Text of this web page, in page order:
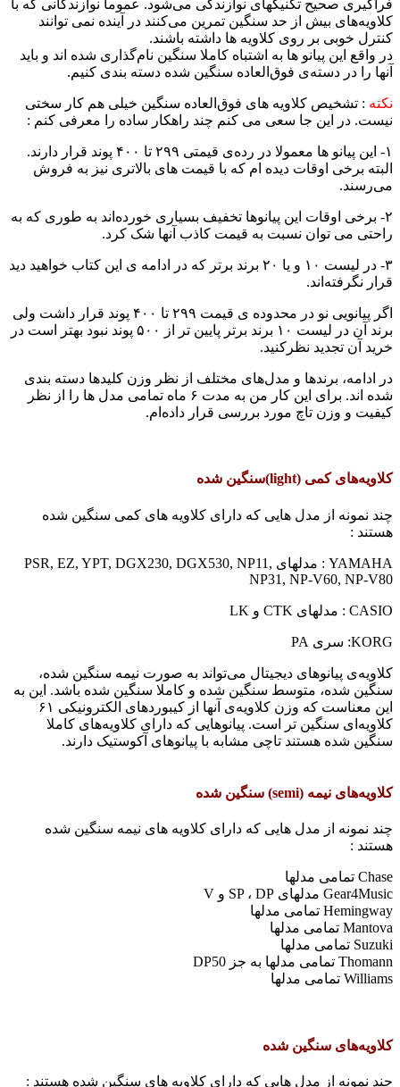
فراگیری صحیح تکنیکهای نوازندگی می‌شود. عموما نوازندگانی که با
کلاویه‌های بیش از حد سنگین تمرین می‌کنند در آینده نمی توانند
کنترل خوبی بر روی کلاویه ها داشته باشند.
در واقع این پیانو ها به اشتباه کاملا سنگین نام‌گذاری شده ‌اند و باید
آنها را در دسته‌ی فوق‌العاده سنگین شده دسته بندی کنیم.
نکته :‌ تشخیص کلاویه های فوق‌العاده سنگین خیلی هم کار سختی
نیست. در این جا سعی می کنم چند راهکار ساده را معرفی کنم :
۱- این پیانو ها معمولا در رده‌ی قیمتی ۲۹۹ تا ۴۰۰ پوند قرار دارند.
البته برخی اوقات دیده ام که ‌با قیمت های بالاتری نیز به فروش
می‌رسند.
۲- برخی اوقات این پیانوها تخفیف بسیاری خورده‌اند به طوری که به
راحتی می توان نسبت به قیمت کاذب آنها شک کرد.
۳- در لیست ۱۰ و یا ۲۰ برند برتر که در ادامه ‌ی این کتاب خواهید دید
قرار نگرفته‌اند.
اگر پیانویی نو در محدوده ی قیمت ۲۹۹ تا ۴۰۰ پوند قرار داشت ولی
برند آن در لیست ۱۰ برند برتر پایین تر از ۵۰۰ پوند نبود بهتر است در
خرید آن تجدید نظرکنید.
در ادامه، برندها و مدل‌های مختلف از نظر وزن کلیدها دسته بندی
شده اند. برای این کار من به مدت ۶ ماه تمامی مدل ها را از نظر
کیفیت و وزن تاچ مورد بررسی قرار داده‌ام.
کلاویه‌های کمی (light)سنگین شده
چند نمونه از مدل هایی که دارای کلاویه های کمی سنگین شده
هستند :
YAMAHA : مدلهای PSR, EZ, YPT, DGX230, DGX530, NP11,
NP31, NP-V60, NP-V80
CASIO :‌ مدلهای CTK و LK
KORG: سری PA
کلاویه‌ی پیانوهای دیجیتال می‌تواند به صورت نیمه سنگین شده،
سنگین شده، متوسط سنگین شده و کاملا سنگین شده باشد. این به
این معناست که وزن کلاویه‌‌ی آنها از کیبوردهای الکترونیکی ۶۱
کلاویه‌ای سنگین تر است. پیانوهایی که دارای کلاویه‌های کاملا
سنگین شده هستند تاچی مشابه با پیانوهای آکوستیک دارند.
کلاویه‌های نیمه (semi) سنگین شده
چند نمونه از مدل هایی که دارای کلاویه های نیمه سنگین شده
هستند :
Chase تمامی مدلها
Gear4Music مدلهای SP ، DP و V
Hemingway تمامی مدلها
Mantova تمامی مدلها
Suzuki تمامی مدلها
Thomann تمامی مدلها به جز DP50
Williams تمامی مدلها
کلاویه‌های سنگین شده
چند نمونه از مدل هایی که دارای کلاویه های سنگین شده هستند :